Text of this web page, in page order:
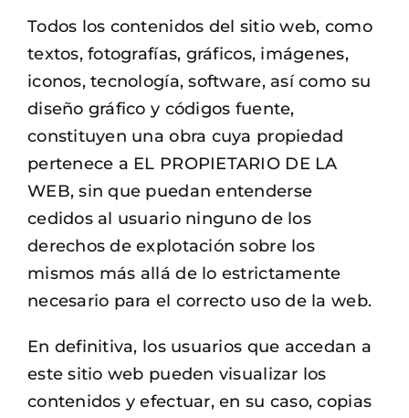
Todos los contenidos del sitio web, como
textos, fotografías, gráficos, imágenes,
iconos, tecnología, software, así como su
diseño gráfico y códigos fuente,
constituyen una obra cuya propiedad
pertenece a EL PROPIETARIO DE LA
WEB, sin que puedan entenderse
cedidos al usuario ninguno de los
derechos de explotación sobre los
mismos más allá de lo estrictamente
necesario para el correcto uso de la web.
En definitiva, los usuarios que accedan a
este sitio web pueden visualizar los
contenidos y efectuar, en su caso, copias